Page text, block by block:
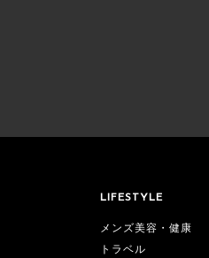
LIFESTYLE
メンズ美容・健康
トラベル